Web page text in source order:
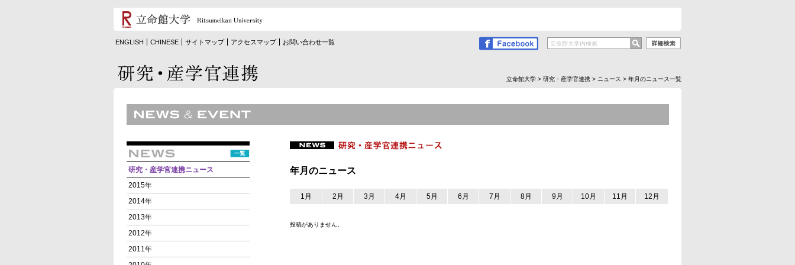
ENGLISH CHINESE サイトマップ アクセスマップ お問い合わせ一覧
立命館大学 > 研究・産学官連携 > ニュース > 年月のニュース一覧
年月のニュース
1月 2月 3月 4月 5月 6月 7月 8月 9月 10月 11月 12月
投稿がありません。
研究・産学官連携ニュース
2015年
2014年
2013年
2012年
2011年